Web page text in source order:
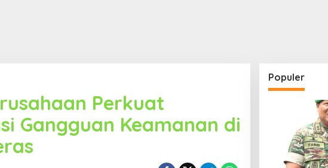
Perkuat
Gangguan Keamanan di
Populer